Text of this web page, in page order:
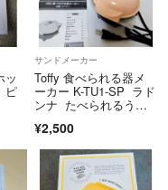
ッ
ピ
サンドメーカー
Toffy 食べられる器メ
ーカー K-TU1-SP ラド
ンナ たべられるうつ
¥2,500